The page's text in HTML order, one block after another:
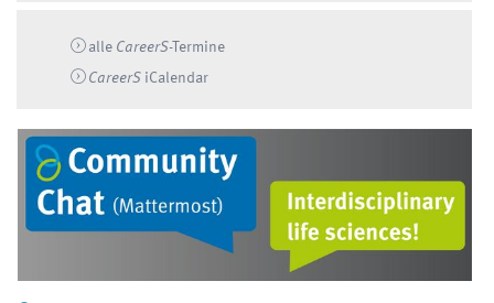
alle CareerS-Termine
CareerSiCalendar